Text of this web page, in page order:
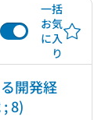
一括
お気
に入
り
開発経
8)